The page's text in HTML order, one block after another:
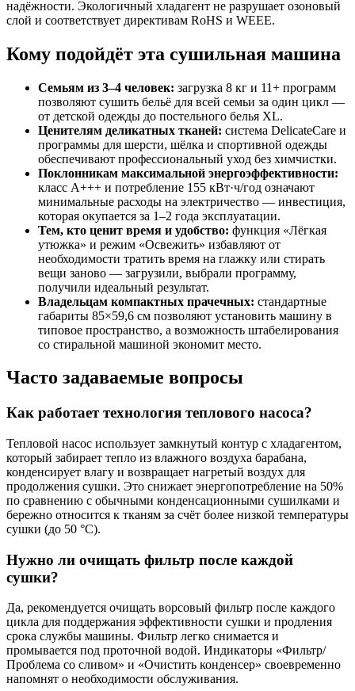
надёжности. Экологичный хладагент не разрушает озоновый
слой и соответствует директивам RoHS и WEEE.
Кому подойдёт эта сушильная машина
Семьям из 3–4 человек: загрузка 8 кг и 11+ программ
позволяют сушить бельё для всей семьи за один цикл —
от детской одежды до постельного белья XL.
Ценителям деликатных тканей: система DelicateCare и
программы для шерсти, шёлка и спортивной одежды
обеспечивают профессиональный уход без химчистки.
Поклонникам максимальной энергоэффективности:
класс A+++ и потребление 155 кВт·ч/год означают
минимальные расходы на электричество — инвестиция,
которая окупается за 1–2 года эксплуатации.
Тем, кто ценит время и удобство: функция «Лёгкая
утюжка» и режим «Освежить» избавляют от
необходимости тратить время на глажку или стирать
вещи заново — загрузили, выбрали программу,
получили идеальный результат.
Владельцам компактных прачечных: стандартные
габариты 85×59,6 см позволяют установить машину в
типовое пространство, а возможность штабелирования
со стиральной машиной экономит место.
Часто задаваемые вопросы
Как работает технология теплового насоса?
Тепловой насос использует замкнутый контур с хладагентом,
который забирает тепло из влажного воздуха барабана,
конденсирует влагу и возвращает нагретый воздух для
продолжения сушки. Это снижает энергопотребление на 50%
по сравнению с обычными конденсационными сушилками и
бережно относится к тканям за счёт более низкой температуры
сушки (до 50 °C).
Нужно ли очищать фильтр после каждой
сушки?
Да, рекомендуется очищать ворсовый фильтр после каждого
цикла для поддержания эффективности сушки и продления
срока службы машины. Фильтр легко снимается и
промывается под проточной водой. Индикаторы «Фильтр/
Проблема со сливом» и «Очистить конденсер» своевременно
напомнят о необходимости обслуживания.